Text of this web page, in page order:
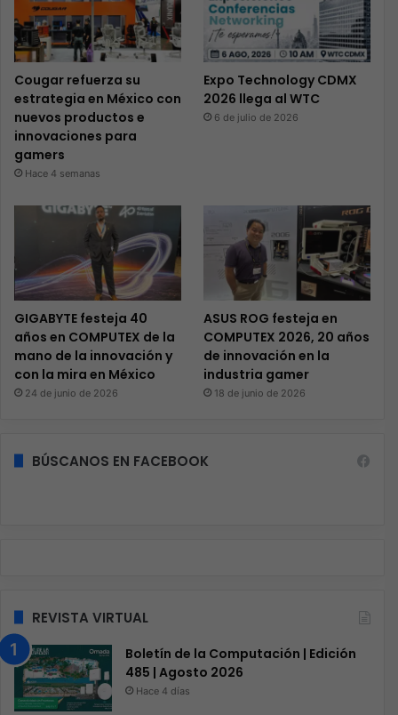
Cougar refuerza su
estrategia en México con
nuevos productos e
innovaciones para
gamers
Hace 4 semanas
Expo Technology CDMX
2026 llega al WTC
6 de julio de 2026
GIGABYTE festeja 40
años en COMPUTEX de la
mano de la innovación y
con la mira en México
24 de junio de 2026
ASUS ROG festeja en
COMPUTEX 2026, 20 años
de innovación en la
industria gamer
18 de junio de 2026
BÚSCANOS EN FACEBOOK
REVISTA VIRTUAL
Boletín de la Computación | Edición
485 | Agosto 2026
Hace 4 días